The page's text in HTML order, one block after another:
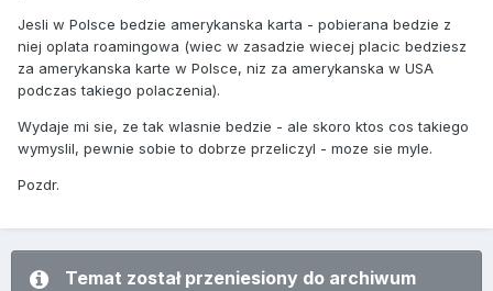
Jesli w Polsce bedzie amerykanska karta - pobierana bedzie z
niej oplata roamingowa (wiec w zasadzie wiecej placic bedziesz
za amerykanska karte w Polsce, niz za amerykanska w USA
podczas takiego polaczenia).
Wydaje mi sie, ze tak wlasnie bedzie - ale skoro ktos cos takiego
wymyslil, pewnie sobie to dobrze przeliczyl - moze sie myle.
Pozdr.
Temat został przeniesiony do archiwum